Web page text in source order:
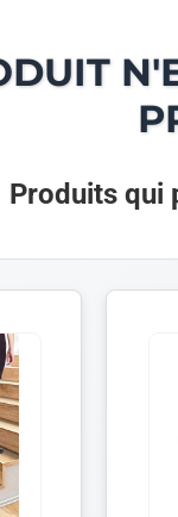
Produits qui